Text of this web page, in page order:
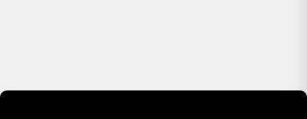
face inférieure est recouverte d’un caoutchouc spécial destiné à